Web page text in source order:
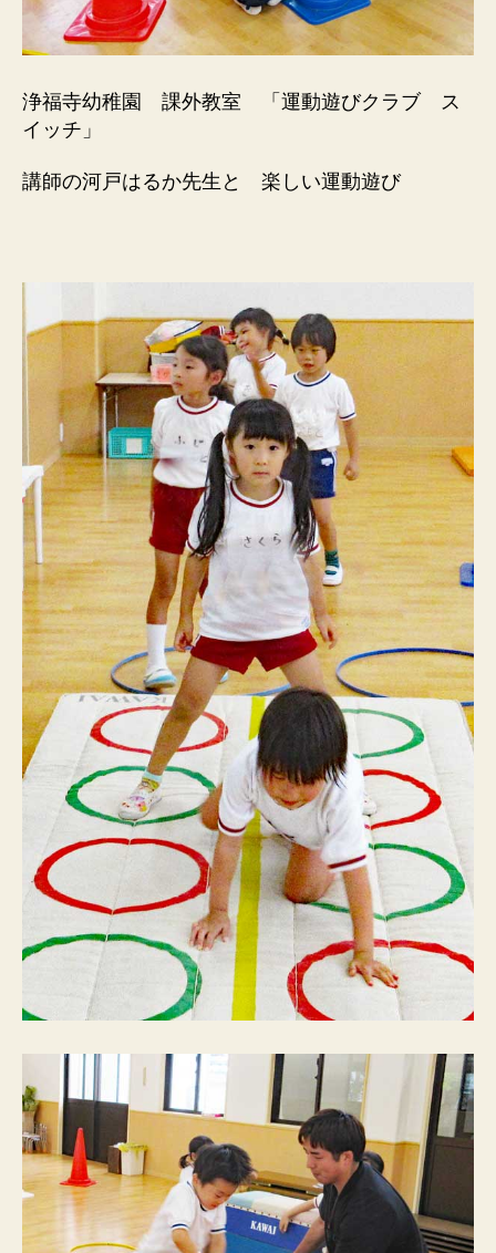
浄福寺幼稚園 課外教室 「運動遊びクラブ ス
イッチ」
講師の河戸はるか先生と 楽しい運動遊び